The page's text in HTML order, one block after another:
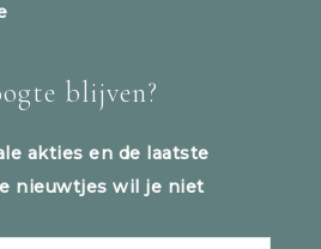
blijven?
akties en de laatste
nieuwtjes wil je niet